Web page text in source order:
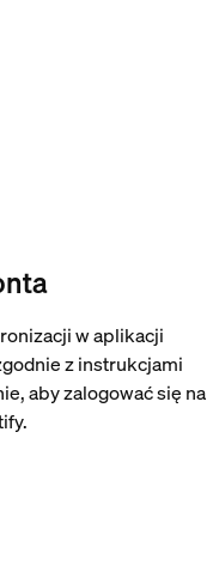
w aplikacji
z instrukcjami
aby zalogować się na